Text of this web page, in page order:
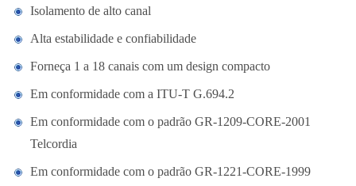
Isolamento de alto canal
Alta estabilidade e confiabilidade
Forneça 1 a 18 canais com um design compacto
Em conformidade com a ITU-T G.694.2
Em conformidade com o padrão GR-1209-CORE-2001
Telcordia
Em conformidade com o padrão GR-1221-CORE-1999